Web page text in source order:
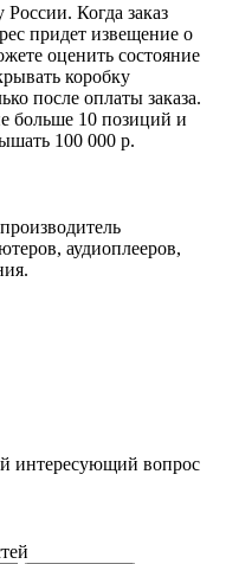
России. Когда заказ
придет извещение о
оценить состояние
коробку
после оплаты заказа.
больше 10 позиций и
100 000 р.
аудиоплееров,
интересующий вопрос